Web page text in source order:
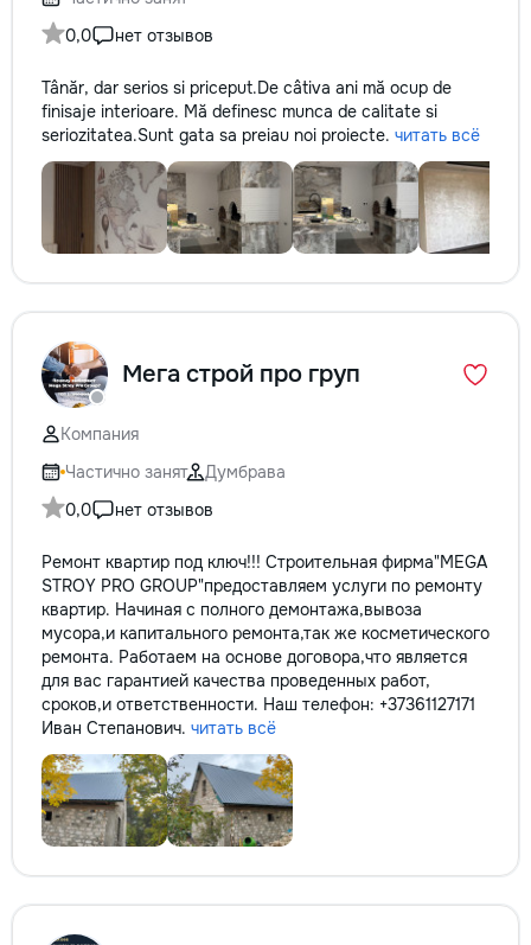
0,0
нет отзывов
Tânăr, dar serios si priceput.De câtiva ani mă ocup de
finisaje interioare. Mă definesc munca de calitate si
seriozitatea.Sunt gata sa preiau noi proiecte. читать всё
Мега строй про груп
Компания
Частично занят
Думбрава
0,0
нет отзывов
Ремонт квартир под ключ!!! Строительная фирма"MEGA
STROY PRO GROUP"предоставляем услуги по ремонту
квартир. Начиная с полного демонтажа,вывоза
мусора,и капитального ремонта,так же косметического
ремонта. Работаем на основе договора,что является
для вас гарантией качества проведенных работ,
сроков,и ответственности. Наш телефон: +37361127171
Иван Степанович. читать всё